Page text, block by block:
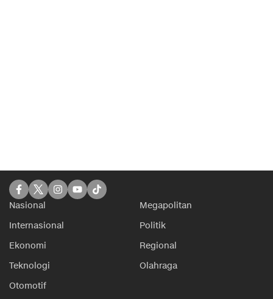
Nasional
Megapolitan
Internasional
Politik
Ekonomi
Regional
Teknologi
Olahraga
Otomotif